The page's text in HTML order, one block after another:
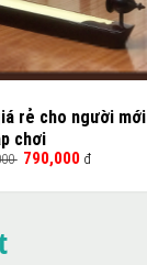
rẻ cho người mới
chơi
790,000 đ